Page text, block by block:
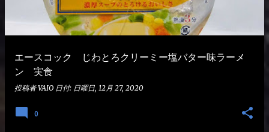
エースコック じわとろクリーミー塩バター味ラーメ
ン 実食
投稿者VAIO 日付: 日曜日, 12月 27, 2020
0